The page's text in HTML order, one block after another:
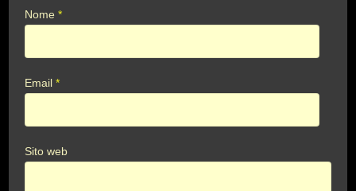
Nome*
Email*
Sito web